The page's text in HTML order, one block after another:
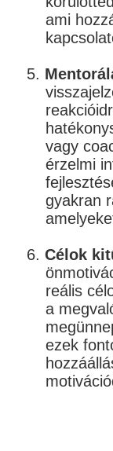
ami
5.
vagy
érzelmi
gyakran
6. Célok
reális
a
ezek